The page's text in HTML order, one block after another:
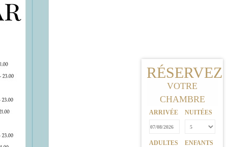
RÉSERVEZ
VOTRE
CHAMBRE
ARRIVÉE NUITÉES
ADULTES ENFANTS